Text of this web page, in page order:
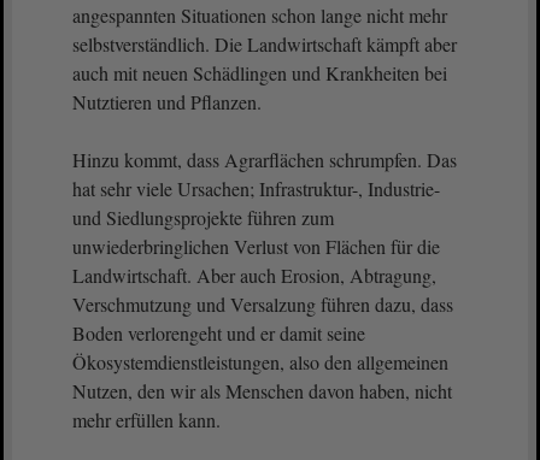
angespannten Situationen schon lange nicht mehr
selbstverständlich. Die Landwirtschaft kämpft aber
auch mit neuen Schädlingen und Krankheiten bei
Nutztieren und Pflanzen.
Hinzu kommt, dass Agrarflächen schrumpfen. Das
hat sehr viele Ursachen; Infrastruktur-, Industrie-
und Siedlungsprojekte führen zum
unwiederbringlichen Verlust von Flächen für die
Landwirtschaft. Aber auch Erosion, Abtragung,
Verschmutzung und Versalzung führen dazu, dass
Boden verlorengeht und er damit seine
Ökosystemdienstleistungen, also den allgemeinen
Nutzen, den wir als Menschen davon haben, nicht
mehr erfüllen kann.